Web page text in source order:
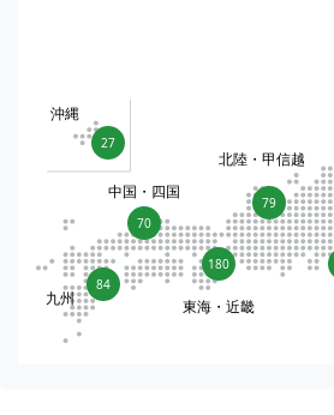
79
北陸・甲信越
180
東海・近畿
70
中国・四国
84
九州
27
沖縄